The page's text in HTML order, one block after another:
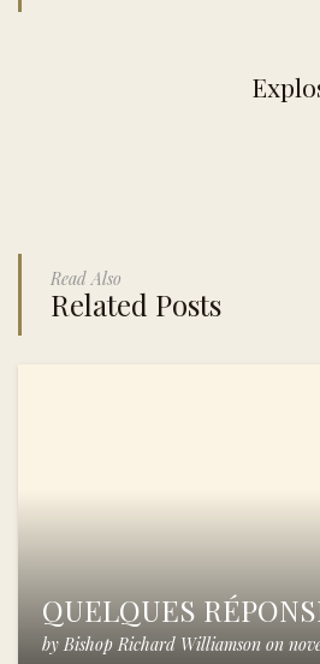
Read Also
Related Posts
QUELQUES
by Bishop Richard Williamson on